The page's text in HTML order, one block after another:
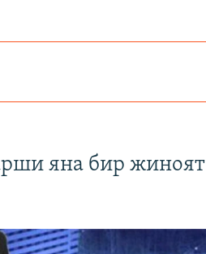
яна бир жиноят